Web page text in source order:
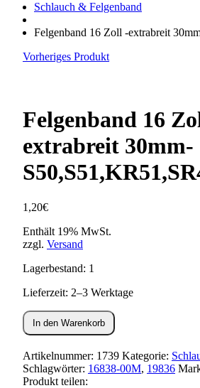
Schlauch & Felgenband
Felgenband 16 Zoll -extrabreit
Vorheriges Produkt
Felgenband 16
extrabreit 30mm-
1,20€
Enthält 19% MwSt.
zzgl. Versand
Lagerbestand: 1
Lieferzeit: 2–3 Werktage
Felgenband
16
-
extrabreit
30mm-
In den Warenkorb
Artikelnummer: 1739 Kategorie:
Schlagwörter: 16838-00M, 19836
Produkt teilen: